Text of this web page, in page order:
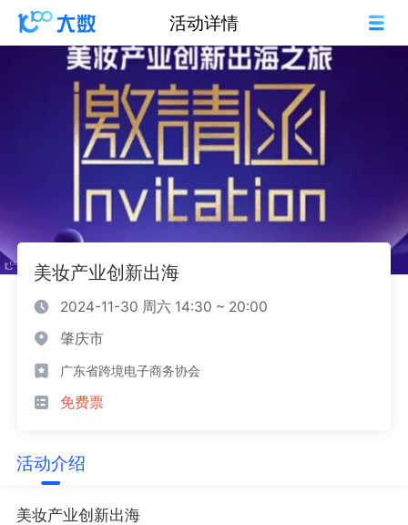
活动详情
美妆产业创新出海
2024-11-30 周六 14:30 ~ 20:00
肇庆市
广东省跨境电子商务协会
免费票
活动介绍
美妆产业创新出海